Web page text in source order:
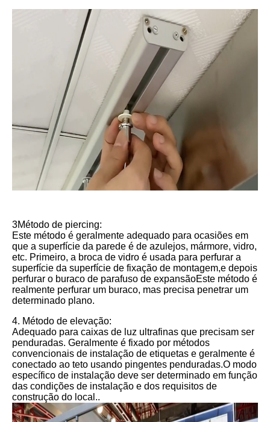
3Método de piercing:
Este método é geralmente adequado para ocasiões em
que a superfície da parede é de azulejos, mármore, vidro,
etc. Primeiro, a broca de vidro é usada para perfurar a
superfície da superfície de fixação de montagem,e depois
perfurar o buraco de parafuso de expansãoEste método é
realmente perfurar um buraco, mas precisa penetrar um
determinado plano.
4. Método de elevação:
Adequado para caixas de luz ultrafinas que precisam ser
penduradas. Geralmente é fixado por métodos
convencionais de instalação de etiquetas e geralmente é
conectado ao teto usando pingentes penduradas.O modo
específico de instalação deve ser determinado em função
das condições de instalação e dos requisitos de
construção do local..